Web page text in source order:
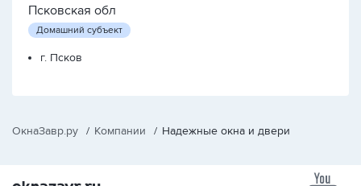
Псковская обл
Домашний субъект
г. Псков
ОкнаЗавр.ру / Компании / Надежные окна и двери